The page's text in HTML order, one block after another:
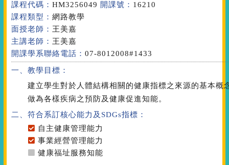
課程代碼： HM3256049 開課號： 16210
課程類型： 網路教學
面授老師： 王美嘉
主講老師： 王美嘉
開課學系聯絡電話： 07-8012008#1433
一、教學目標：
建立學生對於人體結構相關的健康指標之來源的基本概
做為各樣疾病之預防及健康促進知能。
二、符合系訂核心能力 及SDGs指標 ：
自主健康管理能力
事業經營管理能力
健康福址服務知能